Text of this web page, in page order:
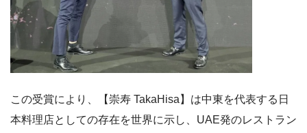
この受賞により、【崇寿 TakaHisa】は中東を代表する日
本料理店としての存在を世界に示し、UAE発のレストラン